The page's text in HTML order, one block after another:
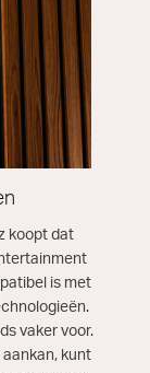
koopt dat
is met
vaker voor.
kunt